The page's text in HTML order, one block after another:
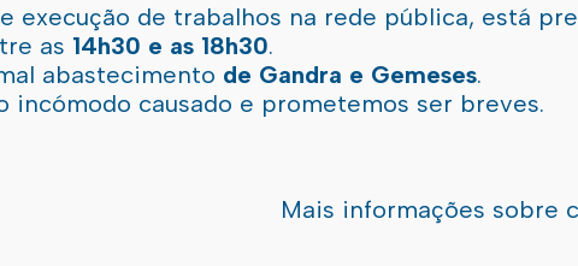
execução de trabalhos na rede pública, está
as 14h30 e as 18h30.
abastecimento de Gandra e Gemeses.
incómodo causado e prometemos ser breves.
Mais informações sobre